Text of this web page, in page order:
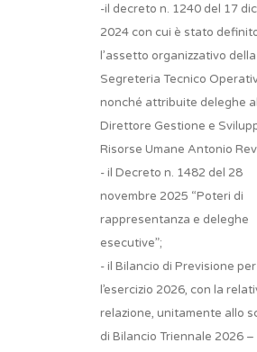
-il decreto n. 1240 del 17
2024 con cui è stato
l’assetto organizzativo della
Segreteria Tecnico
nonché attribuite deleghe
Direttore Gestione e
Risorse Umane Antonio
- il Decreto n. 1482 del 28
novembre 2025 “Poteri di
rappresentanza e deleghe
esecutive”;
- il Bilancio di Previsione per
l’esercizio 2026, con la
relazione, unitamente allo
di Bilancio Triennale 2026 –